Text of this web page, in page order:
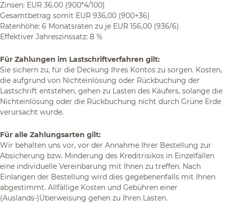
Zinsen: EUR 36.00 (900*4/100)
Gesamtbetrag somit EUR 936,00 (900+36)
Ratenhöhe: 6 Monatsraten zu je EUR 156,00 (936/6)
Effektiver Jahreszinssatz: 8 %
Für Zahlungen im Lastschriftverfahren gilt:
Sie sichern zu, für die Deckung Ihres Kontos zu sorgen. Kosten,
die aufgrund von Nichteinlösung oder Rückbuchung der
Lastschrift entstehen, gehen zu Lasten des Käufers, solange die
Nichteinlösung oder die Rückbuchung nicht durch Grüne Erde
verursacht wurde.
Für alle Zahlungsarten gilt:
Wir behalten uns vor, vor der Annahme Ihrer Bestellung zur
Absicherung bzw. Minderung des Kreditrisikos in Einzelfällen
eine individuelle Vereinbarung mit Ihnen zu treffen. Nach
Einlangen der Bestellung wird dies gegebenenfalls mit Ihnen
abgestimmt. Allfällige Kosten und Gebühren einer
(Auslands-)Überweisung gehen zu Ihren Lasten.